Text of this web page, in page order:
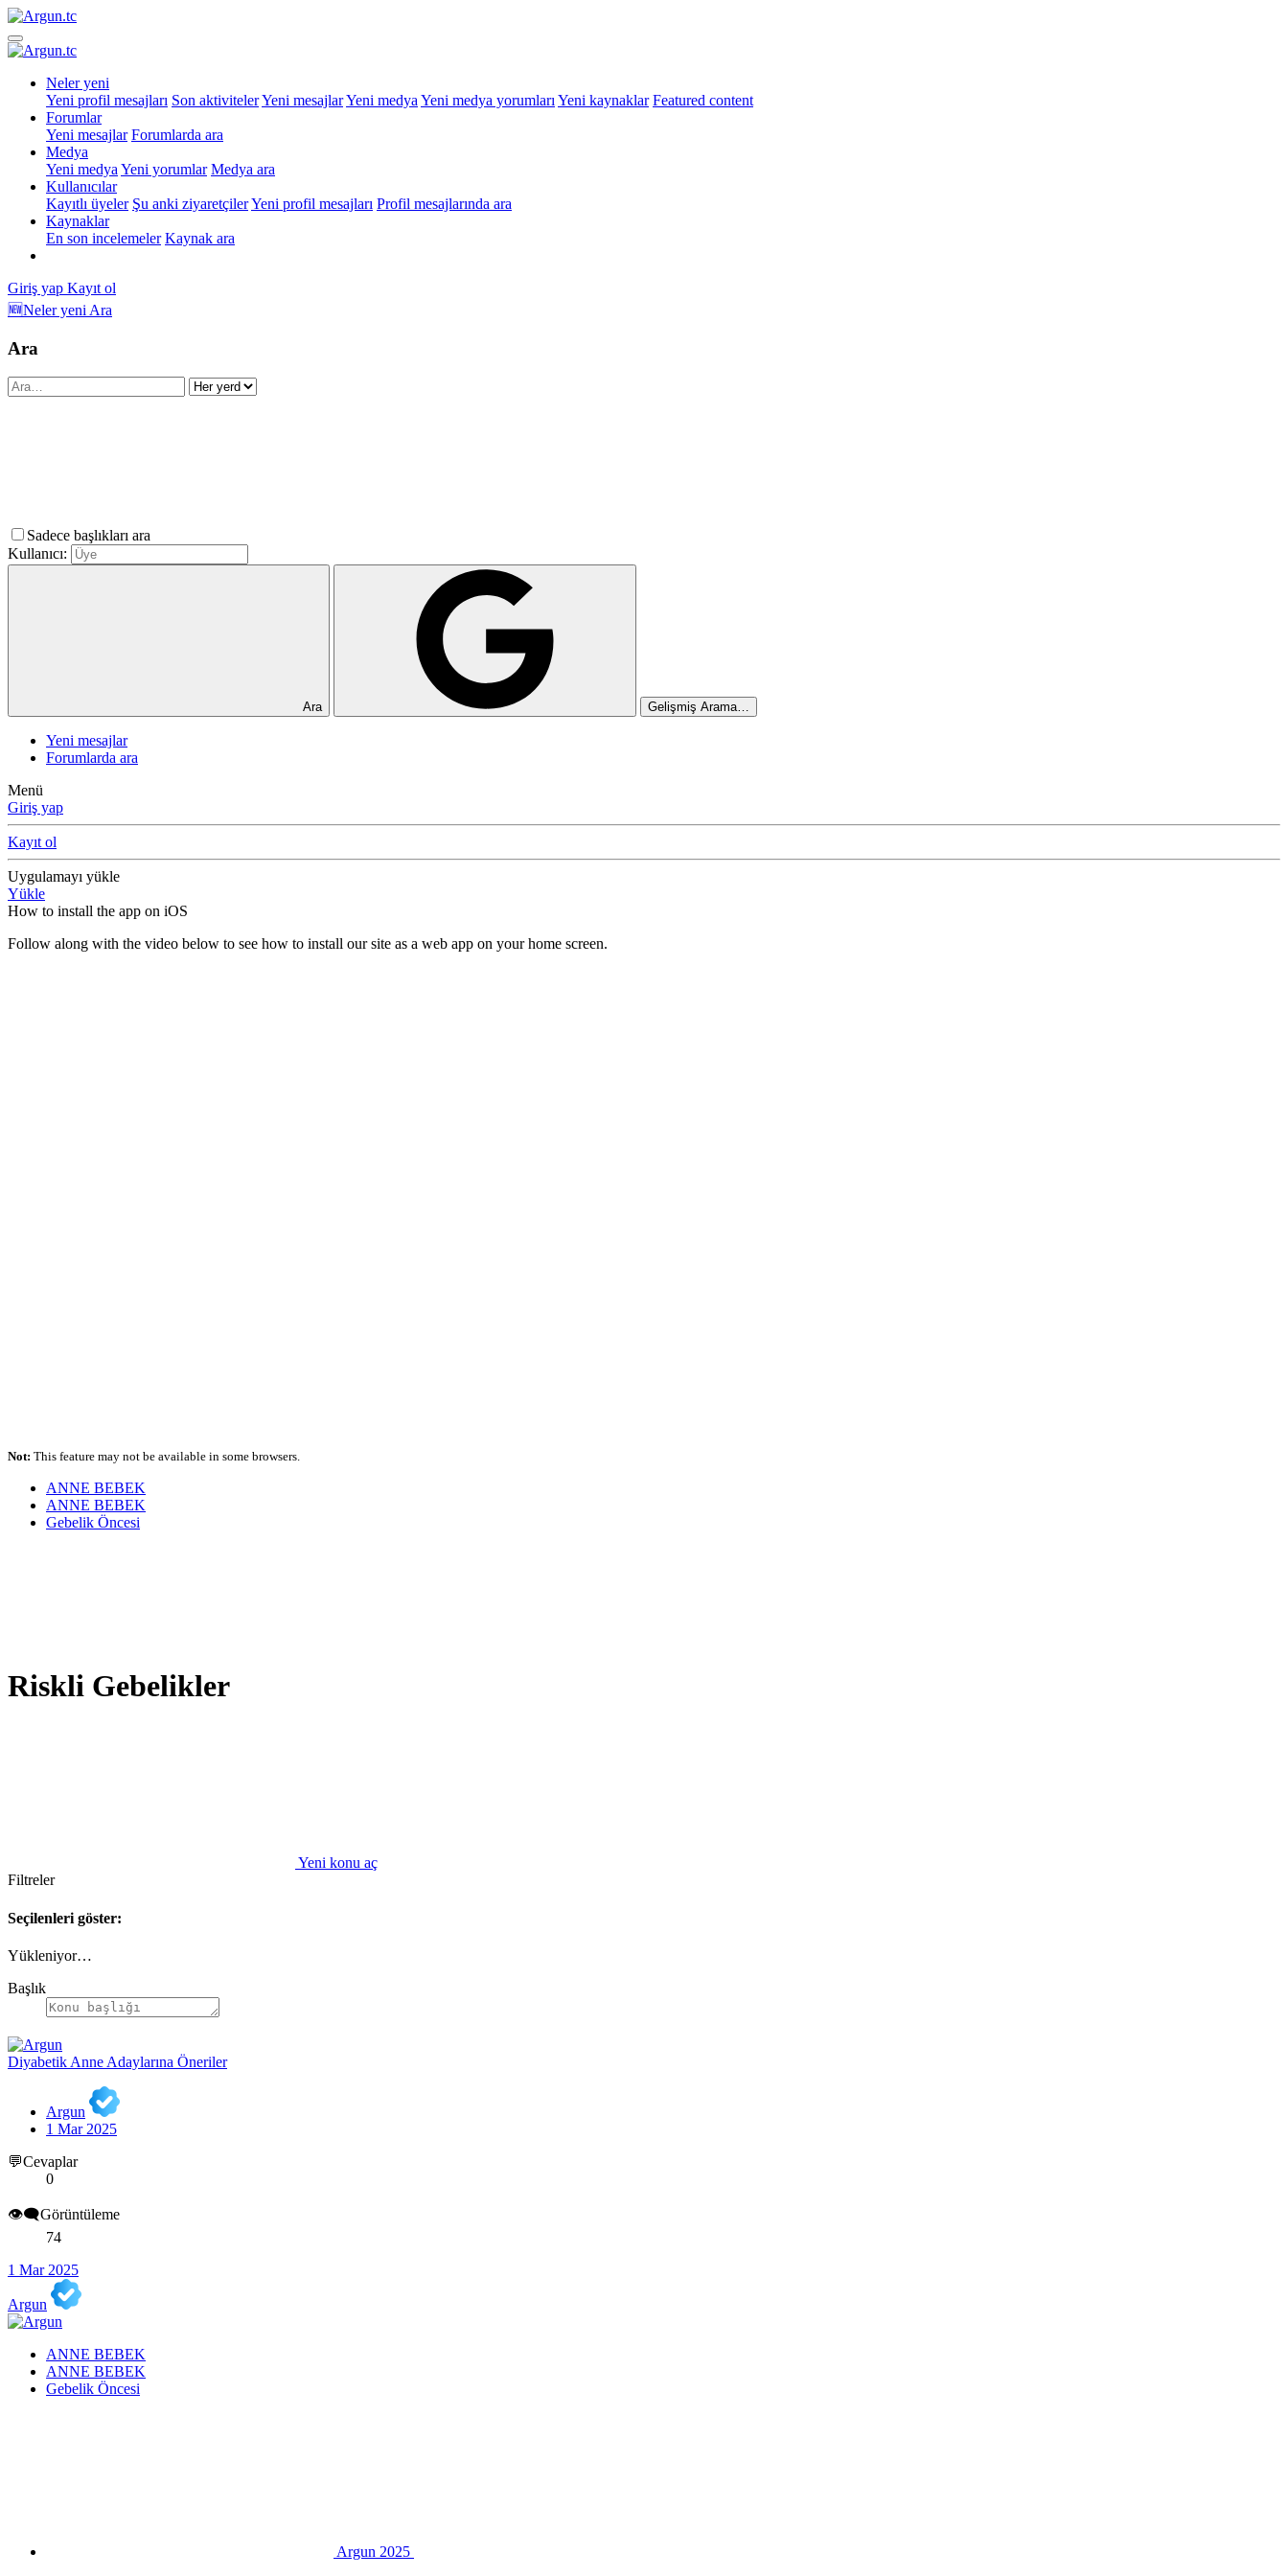
Neler yeni
Yeni profil mesajları Son aktivitelerYeni mesajlarYeni medya Yeni medya yorumları Yeni kaynaklar Featured content
Forumlar
Yeni mesajlar Forumlarda ara
Medya
Yeni medya Yeni yorumlar Medya ara
Kullanıcılar
Kayıtlı üyeler Şu anki ziyaretçilerYeni profil mesajları Profil mesajlarında ara
Kaynaklar
En son incelemeler Kaynak ara
Giriş yap Kayıt ol
🆕Neler yeni Ara
Ara
Sadece başlıkları ara
Kullanıcı:
Ara Gelişmiş Arama…
Yeni mesajlar
Forumlarda ara
Menü
Giriş yap
Kayıt ol
Uygulamayı yükle
Yükle
How to install the app on iOS
Follow along with the video below to see how to install our site as a web app on your home screen.
Not: This feature may not be available in some browsers.
ANNE BEBEK
ANNE BEBEK
Gebelik Öncesi
Riskli Gebelikler
Yeni konu aç
Filtreler
Seçilenleri göster:
Yükleniyor…
Başlık
Diyabetik Anne Adaylarına Öneriler
Argun
1 Mar 2025
💬Cevaplar
0
👁️‍🗨️Görüntüleme
74
1 Mar 2025
Argun
ANNE BEBEK
ANNE BEBEK
Gebelik Öncesi
Argun 2025